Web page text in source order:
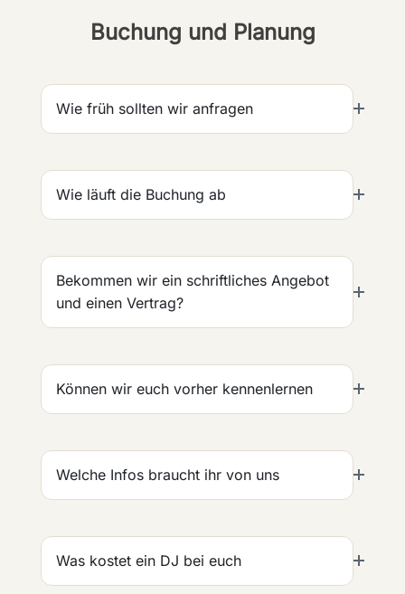
Buchung und Planung
Wie früh sollten wir anfragen
Wie läuft die Buchung ab
Bekommen wir ein schriftliches Angebot
und einen Vertrag?
Können wir euch vorher kennenlernen
Welche Infos braucht ihr von uns
Was kostet ein DJ bei euch